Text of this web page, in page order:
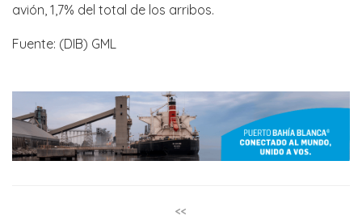
avión, 1,7% del total de los arribos.
Fuente: (DIB) GML
<<